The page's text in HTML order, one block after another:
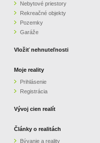
O NÁS
CENNÍK REALITNEJ INZERCIE
ZVÝRAZNENIE REALITNÝCH INZERÁTOV
PARTNERI
OBCHODNÉ PODMIENKY
KONTAKT
Nebytové priestory
Rekreačné objekty
Pozemky
Garáže
Vložiť nehnuteľnosti
Moje reality
Prihlásenie
Registrácia
Vývoj cien realít
Články o realitách
Bývanie a reality